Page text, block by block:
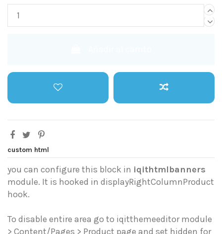
custom html
you can configure this block in iqithtmlbanners
module. It is hooked in displayRightColumnProduct
hook.
To disable entire area go to iqitthemeeditor module
> Content/Pages > Product page and set hidden for